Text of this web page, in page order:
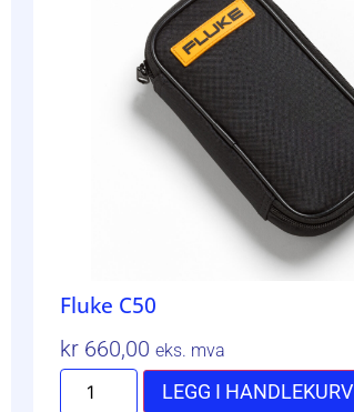
Fluke C50
kr660,00 eks. mva
LEGG I HANDLEKURV